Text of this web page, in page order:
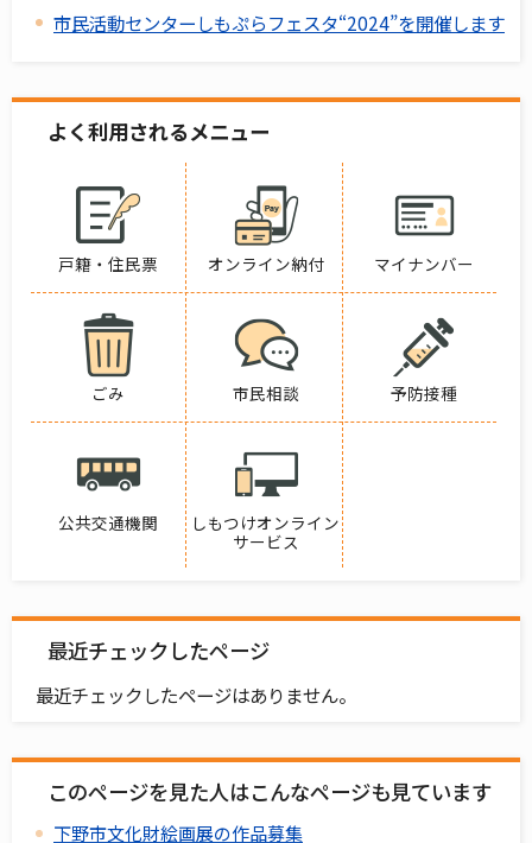
市民活動センターしもぷらフェスタ“2024”を開催します
よく利用されるメニュー
戸籍・住民票 オンライン納付 マイナンバー
ごみ 市民相談 予防接種
公共交通機関
しもつけオンライン
サービス
最近チェックしたページ
最近チェックしたページはありません。
このページを見た人はこんなページも見ています
下野市文化財絵画展の作品募集